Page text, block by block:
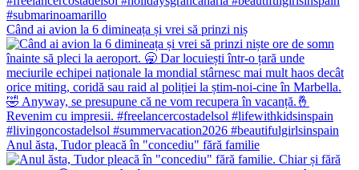
Când ai avion la 6 dimineața și vrei să prinzi niș
Anul ăsta, Tudor pleacă în "concediu" fără familie